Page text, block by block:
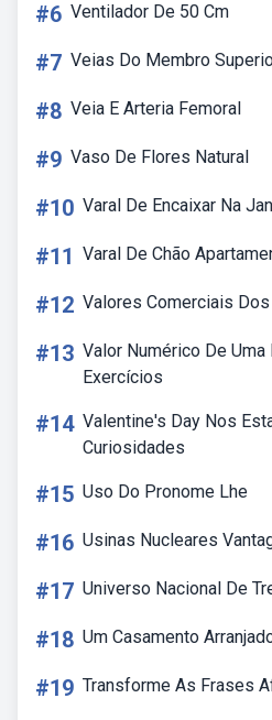
#6 Ventilador De 50 Cm
#7 Veias Do Membro
#8 Veia E Arteria Femoral
#9 Vaso De Flores Natural
#10 Varal De Encaixar Na
#11 Varal De Chão
#12 Valores Comerciais
#13 Valor Numérico De
Exercícios
#14 Valentine's Day Nos
Curiosidades
#15 Uso Do Pronome Lhe
#16 Usinas Nucleares
#17 Universo Nacional De
#18 Um Casamento
#19 Transforme As Frases